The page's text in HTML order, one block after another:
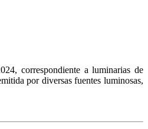
correspondiente a luminarias de
por diversas fuentes luminosas,